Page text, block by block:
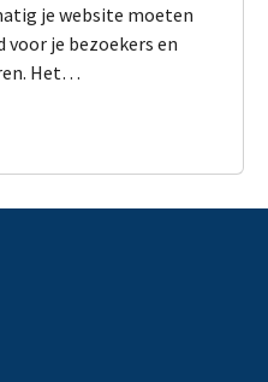
je website moeten
voor je bezoekers en
Het…